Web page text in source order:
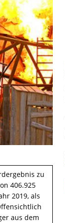
zu
406.925
2019, als
aus dem